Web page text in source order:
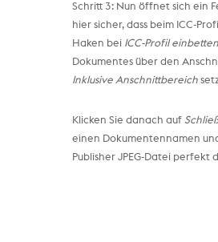
Schritt 3: Nun öffnet sich ein
hier sicher, dass beim ICC-
Haken bei ICC-Profil einbetten
Dokumentes über den
Inklusive Anschnittbereich
Klicken Sie danach auf
einen Dokumentennamen
Publisher JPEG-Datei perfekt